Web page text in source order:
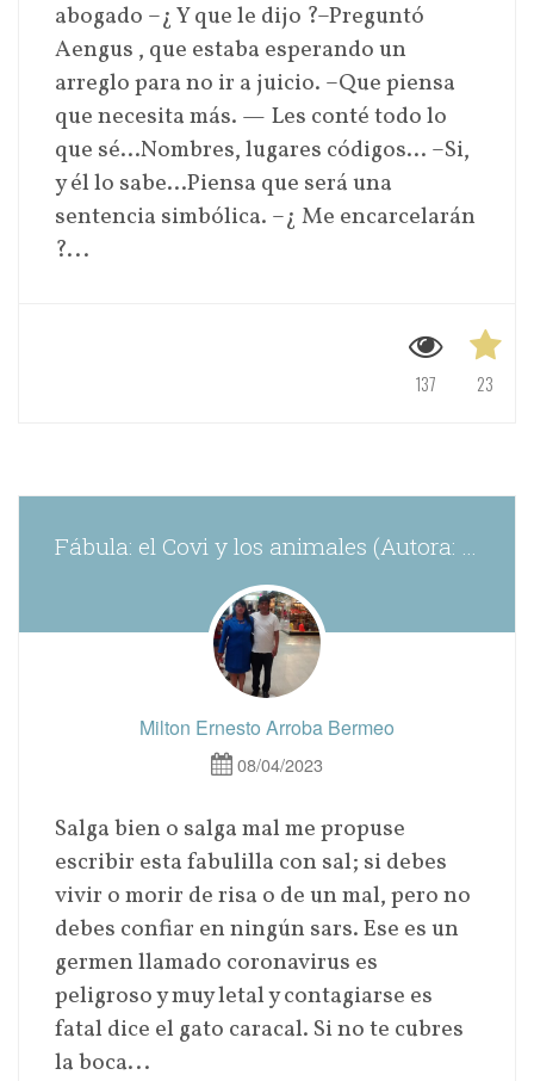
abogado –¿ Y que le dijo ?–Preguntó
Aengus , que estaba esperando un
arreglo para no ir a juicio. –Que piensa
que necesita más. — Les conté todo lo
que sé…Nombres, lugares códigos… –Si,
y él lo sabe…Piensa que será una
sentencia simbólica. –¿ Me encarcelarán
?...
23
137
Fábula: el Covi y los animales (Autora: Jennifer Adriana Arroba Riofrio )
Milton Ernesto Arroba Bermeo
08/04/2023
Salga bien o salga mal me propuse
escribir esta fabulilla con sal; si debes
vivir o morir de risa o de un mal, pero no
debes confiar en ningún sars. Ese es un
germen llamado coronavirus es
peligroso y muy letal y contagiarse es
fatal dice el gato caracal. Si no te cubres
la boca...